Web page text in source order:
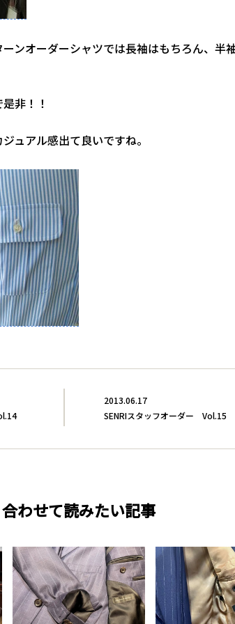
ンオーダーシャツでは長袖はもちろん、半
非！！
ュアル感出て良いですね。
2013.06.17
SENRIスタッフオーダー Vol.15
合わせて読みたい記事